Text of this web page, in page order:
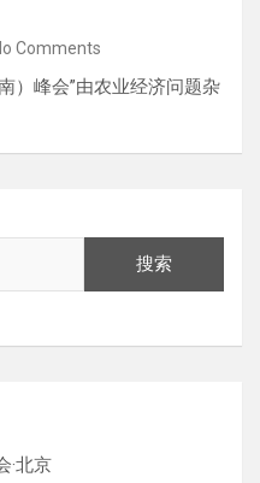
Comments
）峰会”由农业经济问题杂
搜索
·北京